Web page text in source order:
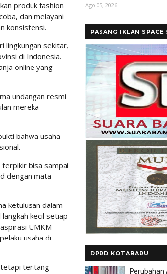
produk fashion
dan melayani
konsistensi.
lingkungan sekitar,
di Indonesia.
online yang
undangan resmi
mereka
bahwa usaha
terpikir bisa sampai
dengan mata
ketulusan dalam
kecil setiap
UMKM
usaha di
tetapi tentang
Ago 05, 2026
PASANG IKLAN SPACE
DPRD KOTABARU
Perubahan